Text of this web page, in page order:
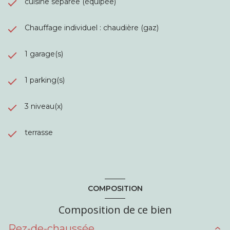
Chauffage individuel : chaudière (gaz)
1 garage(s)
1 parking(s)
3 niveau(x)
terrasse
COMPOSITION
Composition de ce bien